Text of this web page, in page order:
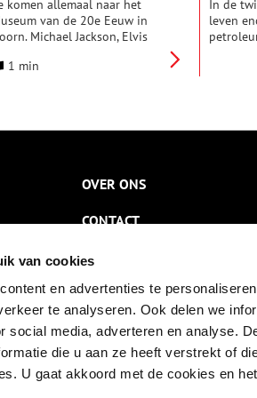
van cookies
en advertenties te
te analyseren. Ook delen we
social media, adverteren en analyse.
die u aan ze heeft verstrekt of
U gaat akkoord met de cookies en het
dan 200 carrières gehad,
dierenarts en astronaut tot
komen allemaal naar het
van de 20e Eeuw in
Michael Jackson, Elvis
Basten. Samen met nog veel
die dankzij veel
bekend is. Want zijn leerlingen
heel veel over de geschiedenis
de wereld.
1 min
In de
leven
eeuw?
mee
OVER ONS
CONTACT
NIEUWSBRIEF
DISCLAIMER
PRIVACY
TOEGANKELIJKHEID